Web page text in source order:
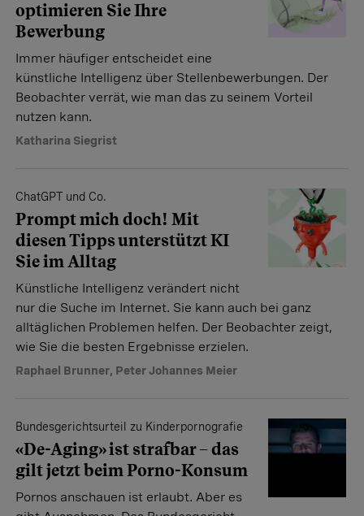
optimieren Sie Ihre
Bewerbung
Immer häufiger entscheidet eine
künstliche Intelligenz über Stellenbewerbungen. Der
Beobachter verrät, wie man das zu seinem Vorteil
nutzen kann.
Katharina Siegrist
ChatGPT und Co.
Prompt mich doch! Mit
diesen Tipps unterstützt KI
Sie im Alltag
Künstliche Intelligenz verändert nicht
nur die Suche im Internet. Sie kann auch bei ganz
alltäglichen Problemen helfen. Der Beobachter zeigt,
wie Sie die besten Ergebnisse erzielen.
Raphael Brunner, Peter Johannes Meier
Bundesgerichtsurteil zu Kinderpornografie
«De-Aging» ist strafbar – das
gilt jetzt beim Porno-Konsum
Pornos anschauen ist erlaubt. Aber es